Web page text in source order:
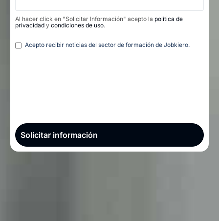
Al hacer click en "Solicitar Información" acepto la política de
privacidad y condiciones de uso.
Legal
Acepto recibir noticias del sector de formación de Jobkiero.